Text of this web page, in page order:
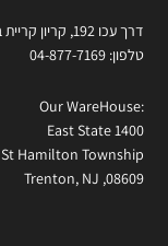
דרך עכו 192, קריון קריית ביאליק
טלפון: 04-877-7169
:Our WareHouse
East State 1400
St Hamilton Township
Trenton, NJ ,08609